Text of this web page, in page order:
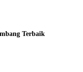
Terbaik